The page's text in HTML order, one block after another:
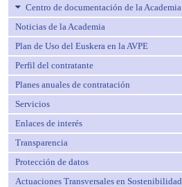
Centro de documentación de la Academia
Noticias de la Academia
Plan de Uso del Euskera en la AVPE
Perfil del contratante
Planes anuales de contratación
Servicios
Enlaces de interés
Transparencia
Protección de datos
Actuaciones Transversales en Sostenibilidad